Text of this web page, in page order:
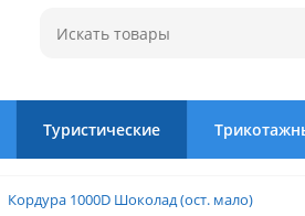
Туристические
Кордура 1000D Шоколад (ост. мало)